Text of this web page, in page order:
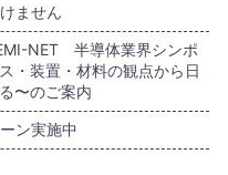
ません
NET 半導体業界シンポ
・装置・材料の観点から日
〜のご案内
ン実施中